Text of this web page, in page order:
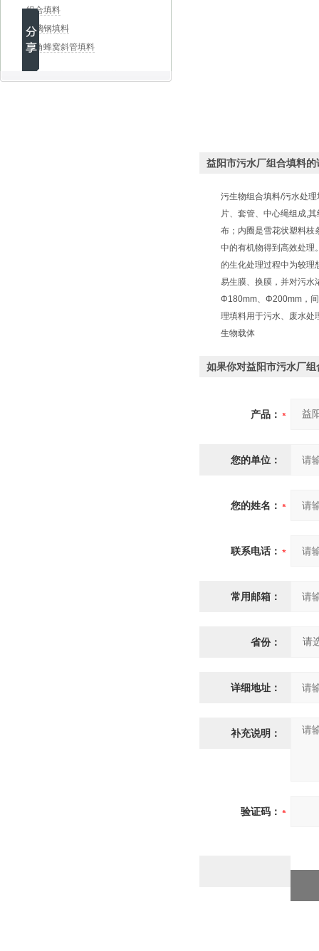
组合填料
玻璃钢填料
六角蜂窝斜管填料
益阳市污水厂组合填料的
污生物组合填料/污水处
片、套管、中心绳组成,
布；内圈是雪花状塑料枝
中的有机物得到高效处理
的生化处理过程中为较理
易生膜、换膜，并对污
Φ180mm、Φ200mm，间
理填料用于污水、废水处
生物载体
如果你对益阳市污水厂
产品：
您的单位：
您的姓名：
联系电话：
常用邮箱：
省份：
详细地址：
补充说明：
验证码：